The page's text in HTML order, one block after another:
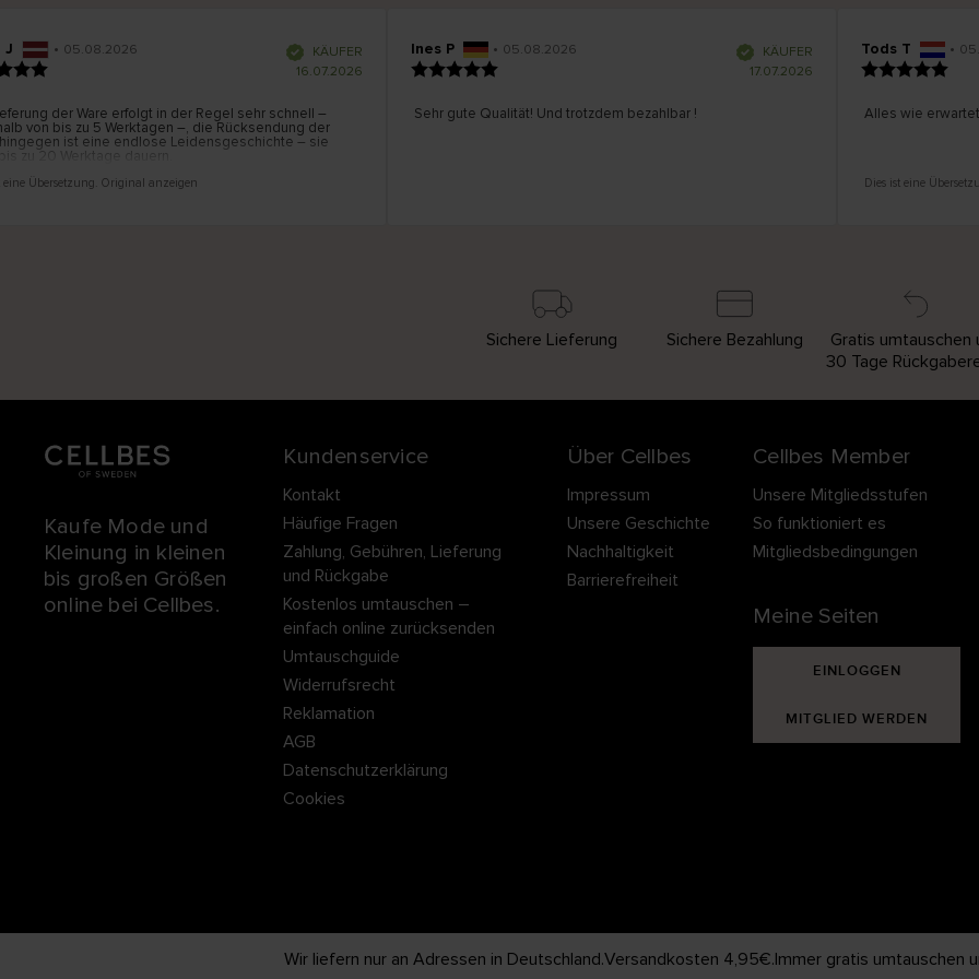
• 05.08.2026
V
r
i
e
r
t
e
KÄUFER
16.07.2026
der Ware erfolgt in der Regel sehr schnell –
von bis zu 5 Werktagen –, die Rücksendung der
ist eine endlose Leidensgeschichte – sie
zu 20 Werktage dauern.
Übersetzung. Original anzeigen
Ines P • 05.08.2026
V
KÄUFER
17.07.2026
Sehr gute Qualität! Und trotzdem bezahlbar !
Tods T •
Alles wie erwartet!
Dies ist eine
Sichere Lieferung Sichere Bezahlung
Gratis umtauschen
30 Tage
Kaufe Mode und
Kleinung in kleinen
bis großen Größen
online bei Cellbes.
Kundenservice
Kontakt
Häufige Fragen
Zahlung, Gebühren, Lieferung
und Rückgabe
Kostenlos umtauschen –
einfach online zurücksenden
Umtauschguide
Widerrufsrecht
Reklamation
AGB
Datenschutzerklärung
Cookies
Über Cellbes
Impressum
Unsere Geschichte
Nachhaltigkeit
Barrierefreiheit
Cellbes Member
Unsere Mitgliedsstufen
So funktioniert es
Mitgliedsbedingungen
Meine Seiten
EINLOGGEN
MITGLIED WERDEN
Wir liefern nur an Adressen in Deutschland.Versandkosten 4,95€.Immer gratis umtauschen